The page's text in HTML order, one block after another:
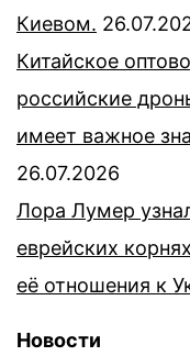
Киевом.
Китайское
российские
имеет важное
26.07.2026
Лора Лумер
еврейских
её отношения к
Новости